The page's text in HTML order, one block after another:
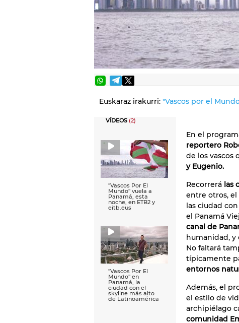
Euskaraz irakurri: "Vascos por el
VÍDEOS (2)
''Vascos Por El
Mundo'' vuela a
Panamá, esta
noche, en ETB2 y
eitb.eus
''Vascos Por El
Mundo'' en
Panamá, la
ciudad con el
skyline más alto
de Latinoamérica
En el
reportero
de los vascos
y Eugenio.
Recorrerá las
entre otros, el
las ciudad
el Panamá
canal de
humanidad, y
No faltará
típicamente
entornos
Además, el
el estilo de
archipiélago
comunidad